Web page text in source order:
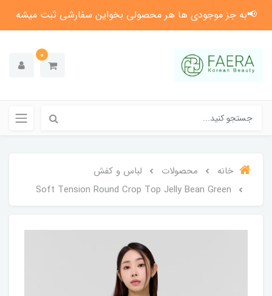
📢به جز موجودی ها هر محصولی بخواین سفارشی ثبت میشه
0
خانه محصولات
لباس و کفش
Soft Tension Round Crop Top Jelly Bean Green